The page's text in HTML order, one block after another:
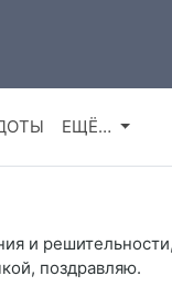
ЕЩЁ…
и
поздравляю.